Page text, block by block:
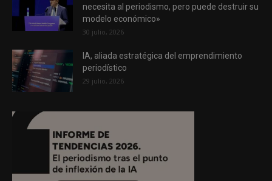
necesita al periodismo, pero puede destruir su
modelo económico»
30 julio, 2026
IA, aliada estratégica del emprendimiento
periodístico
29 julio, 2026